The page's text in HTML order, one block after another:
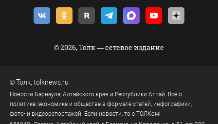
© 2026, Толк — сетевое издание
©Толк tolknews.ru
Новости Барнаула, Алтайского края и Республики Алтай. Все о
политике, экономике и обществе в формате статей, инфографики,
фото- и видеорепортажей. Если новости, то с ТОЛКом!